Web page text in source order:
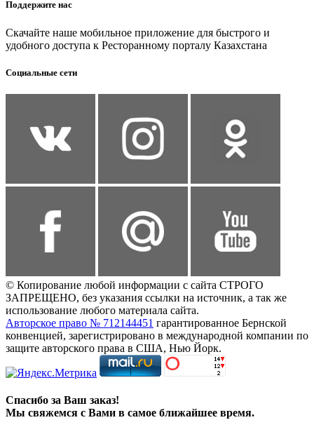
Поддержите нас
Скачайте наше мобильное приложение для быстрого и
удобного доступа к Ресторанному порталу Казахстана
Социальные сети
© Копирование любой информации с сайта СТРОГО
ЗАПРЕЩЕНО, без указания ссылки на источник, а так же
использование любого материала сайта.
Авторское право № 712144451 гарантированное Бернской
конвенцией, зарегистрировано в международной компании по
защите авторского права в США, Нью Йорк.
Спасибо за Ваш заказ!
Мы свяжемся с Вами в самое ближайшее время.